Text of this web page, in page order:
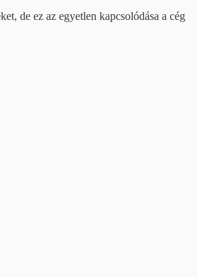
de ez az egyetlen kapcsolódása a cég